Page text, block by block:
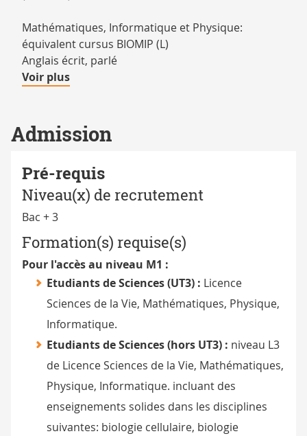
Mathématiques, Informatique et Physique:
équivalent cursus BIOMIP (L)
Anglais écrit, parlé
Voir plusde
Admission
Pré-requis
Niveau(x) de recrutement
Bac + 3
Formation(s) requise(s)
Pour l'accès au niveau M1 :
Etudiants de Sciences (UT3) : Licence
Sciences de la Vie, Mathématiques, Physique,
Informatique.
Etudiants de Sciences (hors UT3) : niveau L3
de Licence Sciences de la Vie, Mathématiques,
Physique, Informatique. incluant des
enseignements solides dans les disciplines
suivantes: biologie cellulaire, biologie